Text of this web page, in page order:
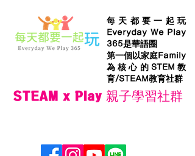
每天都要一起玩
Everyday We Play
365是華語圈
第一個以家庭Family
為核心的STEM教
育/STEAM教育社群
STEAM x Play 親子學習社群